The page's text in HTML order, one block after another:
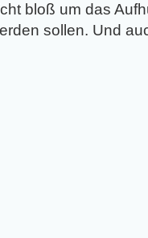
bloß um das
sollen. Und